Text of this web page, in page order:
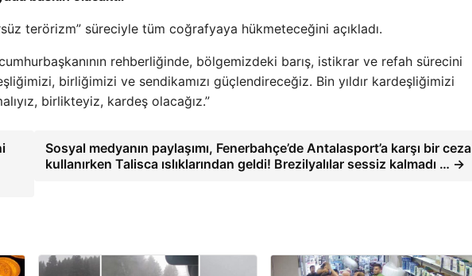
terörizm” süreciyle tüm coğrafyaya hükmeteceğini açıkladı.
rehberliğinde, bölgemizdeki barış, istikrar ve refah sürecini
birliğimizi ve sendikamızı güçlendireceğiz. Bin yıldır kardeşliğimizi
birlikteyiz, kardeş olacağız.”
Sosyal medyanın paylaşımı, Fenerbahçe’de Antalasport’a karşı bir ceza
kullanırken Talisca ıslıklarından geldi! Brezilyalılar sessiz kalmadı … →